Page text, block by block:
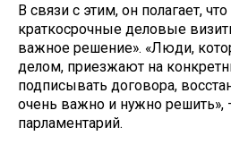
В связи с этим, он полагает,
краткосрочные деловые
важное решение». «Люди,
делом, приезжают на
подписывать договора,
очень важно и нужно решить»,
парламентарий.